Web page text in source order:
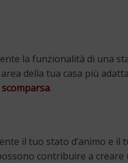
la funzionalità di una
della tua casa più
.
il tuo stato d’animo e il
contribuire a